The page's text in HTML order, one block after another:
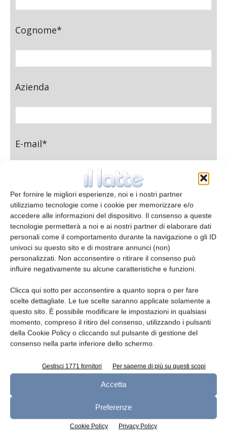
Per fornire le migliori esperienze, noi e i nostri partner
utilizziamo tecnologie come i cookie per memorizzare e/o
accedere alle informazioni del dispositivo. Il consenso a queste
tecnologie permetterà a noi e ai nostri partner di elaborare dati
personali come il comportamento durante la navigazione o gli ID
univoci su questo sito e di mostrare annunci (non)
personalizzati. Non acconsentire o ritirare il consenso può
influire negativamente su alcune caratteristiche e funzioni.
Clicca qui sotto per acconsentire a quanto sopra o per fare
scelte dettagliate. Le tue scelte saranno applicate solamente a
questo sito. È possibile modificare le impostazioni in qualsiasi
momento, compreso il ritiro del consenso, utilizzando i pulsanti
della Cookie Policy o cliccando sul pulsante di gestione del
consenso nella parte inferiore dello schermo.
Gestisci 1771 fornitori Per saperne di più su questi scopi
Accetta
Preferenze
Cookie Policy Privacy Policy
Cognome*
Azienda
E-mail*
Telefono
Oggetto
Messaggio